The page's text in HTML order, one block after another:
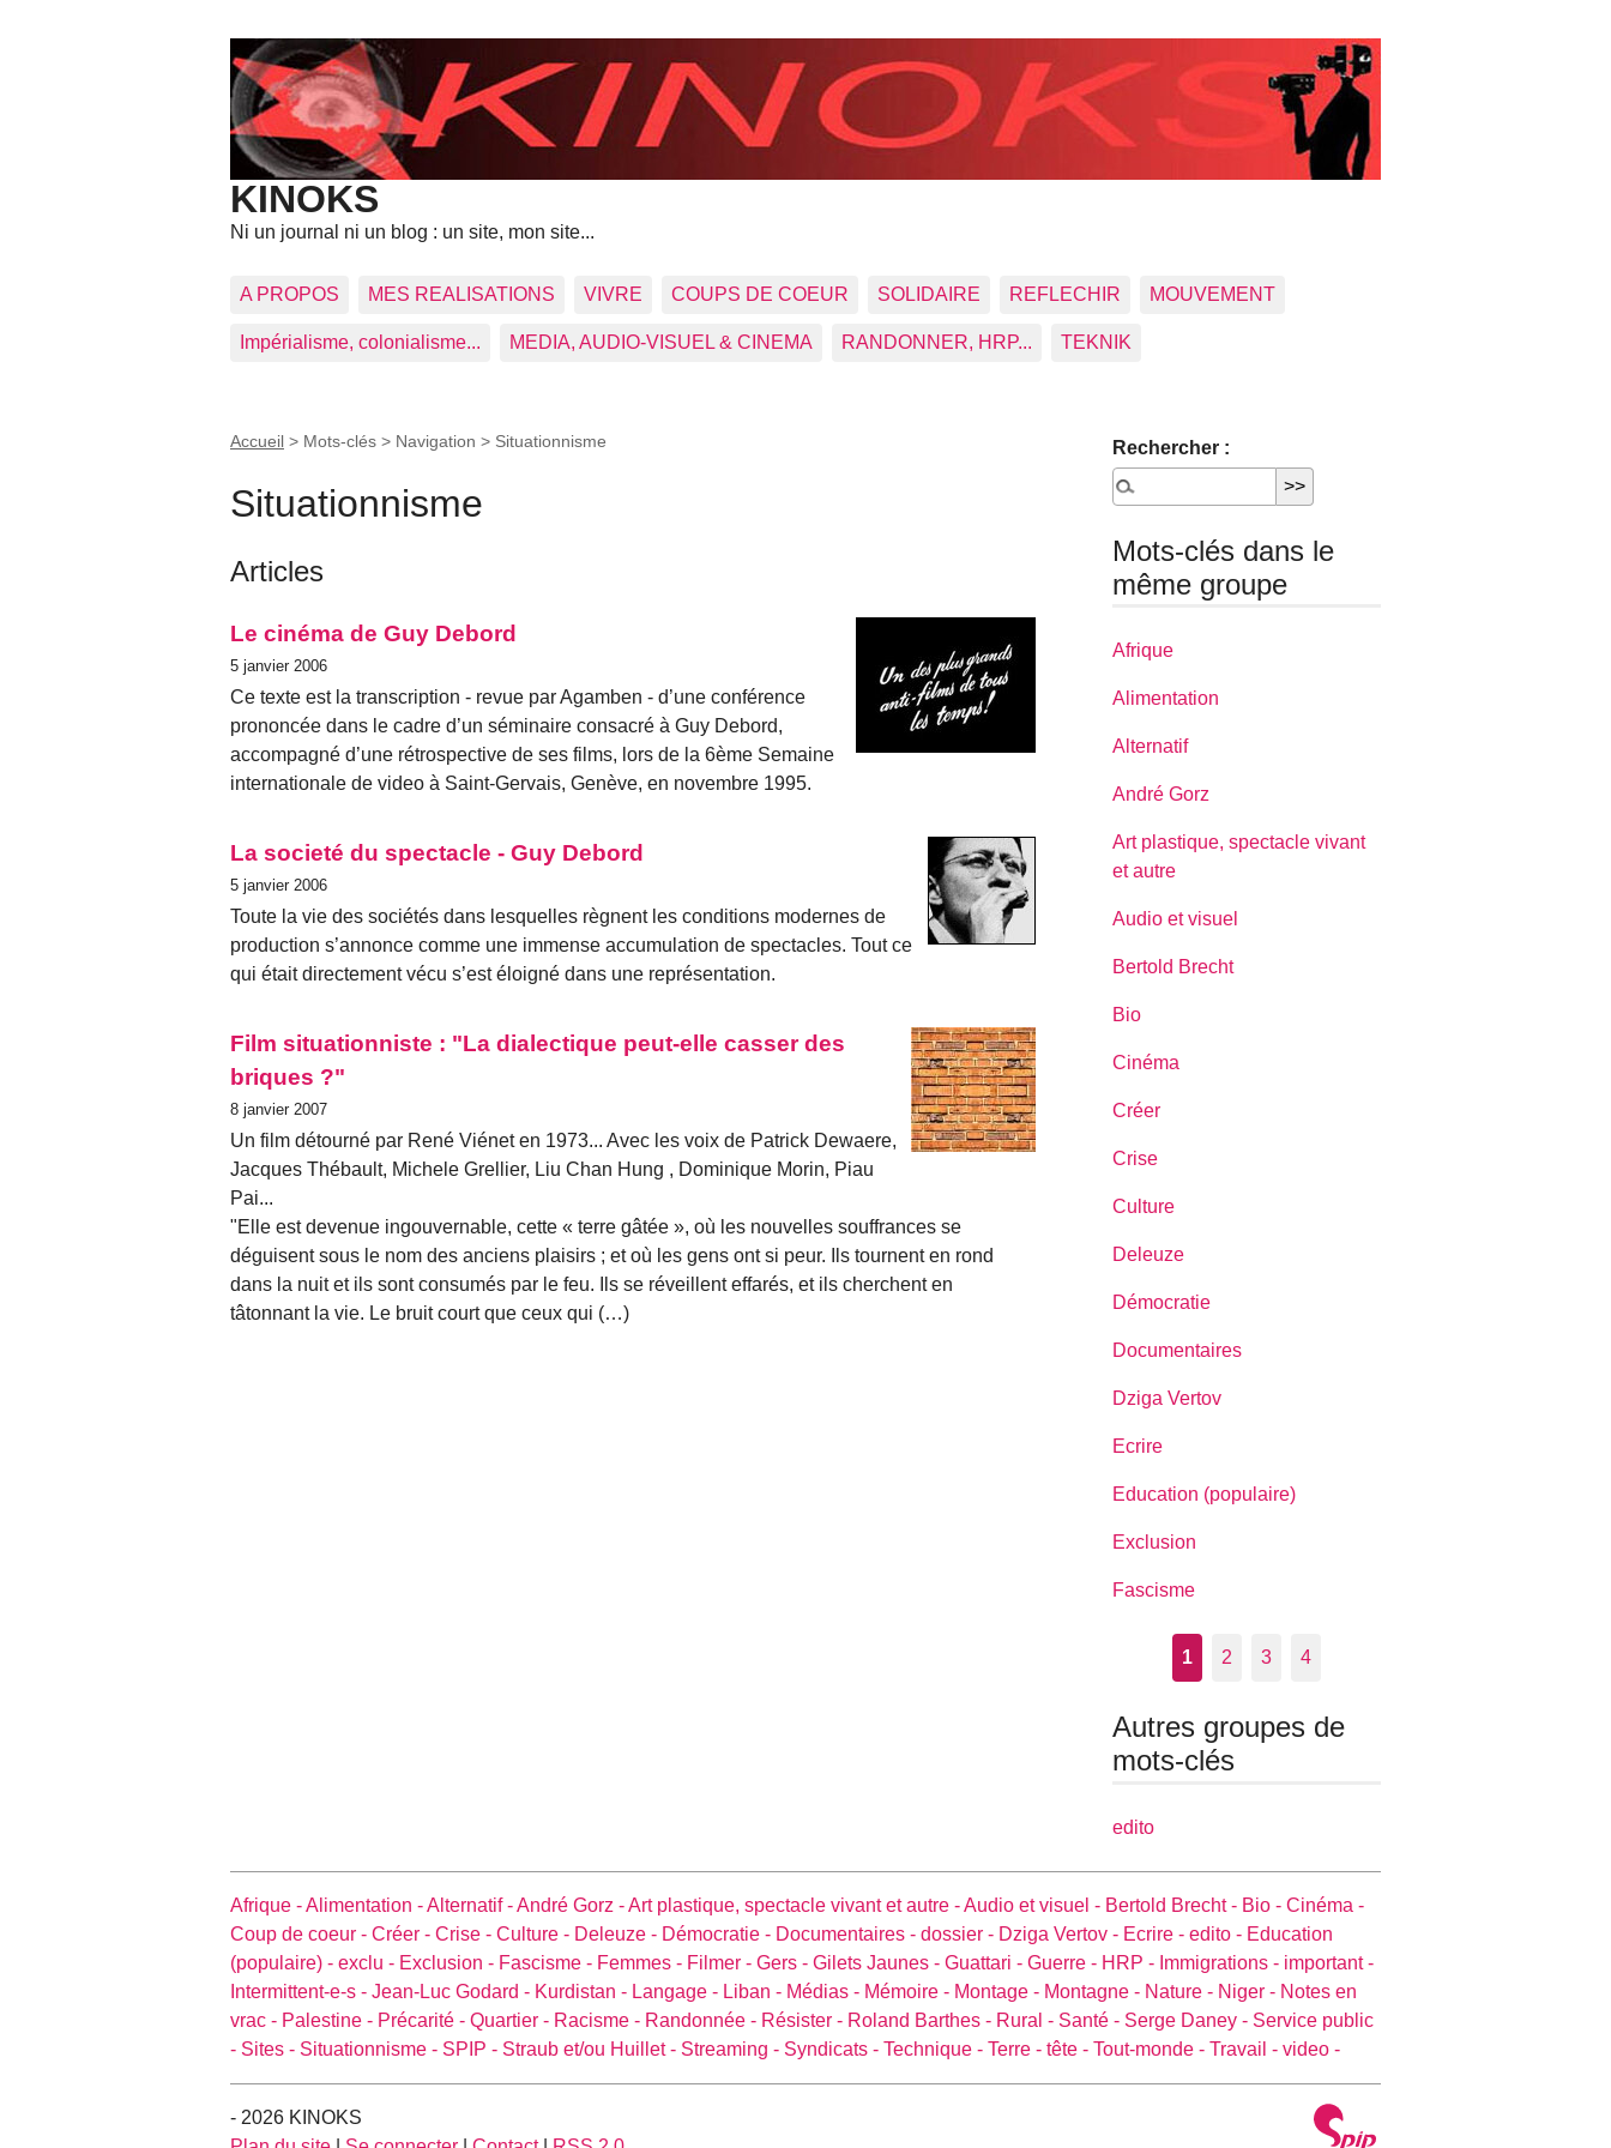
KINOKS
Ni un journal ni un blog : un site, mon site...
A PROPOS MES REALISATIONS VIVRE COUPS DE COEUR SOLIDAIRE REFLECHIR MOUVEMENT
Impérialisme, colonialisme... MEDIA, AUDIO-VISUEL & CINEMA RANDONNER, HRP... TEKNIK
Accueil > Mots-clés > Navigation > Situationnisme
Situationnisme
Articles
Le cinéma de Guy Debord
5 janvier 2006
Ce texte est la transcription - revue par Agamben - d’une conférence
prononcée dans le cadre d’un séminaire consacré à Guy Debord,
accompagné d’une rétrospective de ses films, lors de la 6ème Semaine
internationale de video à Saint-Gervais, Genève, en novembre 1995.
La societé du spectacle - Guy Debord
5 janvier 2006
Toute la vie des sociétés dans lesquelles règnent les conditions modernes de
production s’annonce comme une immense accumulation de spectacles. Tout ce
qui était directement vécu s’est éloigné dans une représentation.
Film situationniste : "La dialectique peut-elle casser des
briques ?"
8 janvier 2007
Un film détourné par René Viénet en 1973... Avec les voix de Patrick Dewaere,
Jacques Thébault, Michele Grellier, Liu Chan Hung , Dominique Morin, Piau
Pai...
"Elle est devenue ingouvernable, cette « terre gâtée », où les nouvelles souffrances se
déguisent sous le nom des anciens plaisirs ; et où les gens ont si peur. Ils tournent en rond
dans la nuit et ils sont consumés par le feu. Ils se réveillent effarés, et ils cherchent en
tâtonnant la vie. Le bruit court que ceux qui (…)
Rechercher :
Mots-clés dans le
même groupe
Afrique
Alimentation
Alternatif
André Gorz
Art plastique, spectacle vivant
et autre
Audio et visuel
Bertold Brecht
Bio
Cinéma
Créer
Crise
Culture
Deleuze
Démocratie
Documentaires
Dziga Vertov
Ecrire
Education (populaire)
Exclusion
Fascisme
1 2 3 4
Autres groupes de
mots-clés
edito
Afrique -Alimentation -Alternatif -André Gorz -Art plastique, spectacle vivant et autre -Audio et visuel - Bertold Brecht - Bio - Cinéma -
Coup de coeur - Créer - Crise - Culture - Deleuze - Démocratie - Documentaires - dossier - Dziga Vertov - Ecrire - edito - Education
(populaire) - exclu - Exclusion - Fascisme - Femmes - Filmer - Gers - Gilets Jaunes - Guattari - Guerre - HRP - Immigrations - important -
Intermittent-e-s - Jean-Luc Godard - Kurdistan - Langage - Liban - Médias - Mémoire - Montage - Montagne - Nature - Niger - Notes en
vrac - Palestine - Précarité - Quartier - Racisme - Randonnée - Résister - Roland Barthes - Rural - Santé - Serge Daney - Service public
- Sites - Situationnisme - SPIP - Straub et/ou Huillet - Streaming - Syndicats - Technique - Terre - tête - Tout-monde - Travail - video -
- 2026 KINOKS